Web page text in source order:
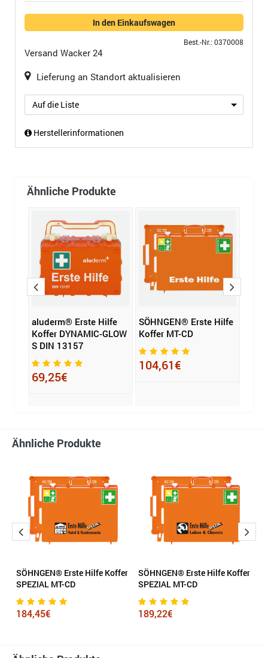
In den Einkaufswagen
Best.-Nr.: 0370008
Versand Wacker 24
Lieferung an Standort aktualisieren
Auf die Liste
Herstellerinformationen
Ähnliche Produkte
aluderm® Erste Hilfe
Koffer DYNAMIC-GLOW
S DIN 13157
69,25€
SÖHNGEN® Erste Hilfe
Koffer MT-CD
104,61€
Ähnliche Produkte
SÖHNGEN® Erste Hilfe Koffer
SPEZIAL MT-CD
184,45€
SÖHNGEN® Erste Hilfe Koffer
SPEZIAL MT-CD
189,22€